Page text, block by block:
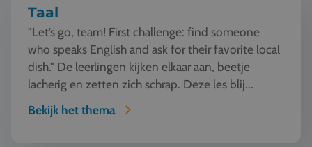
Taal
"Let’s go, team! First challenge: find someone
who speaks English and ask for their favorite local
dish." De leerlingen kijken elkaar aan, beetje
lacherig en zetten zich schrap. Deze les blij...
Bekijk het thema